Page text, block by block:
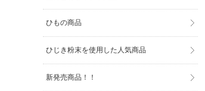
ひもの商品
ひじき粉末を使用した人気商品
新発売商品！！